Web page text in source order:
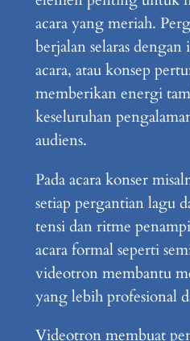
acara yang meriah.
berjalan selaras
acara, atau konsep
memberikan energi
keseluruhan
audiens.
Pada acara konser
setiap pergantian lagu
tensi dan ritme
acara formal seperti
videotron membantu
yang lebih profesional
Videotron membuat